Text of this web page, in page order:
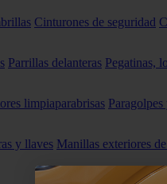
Cinturones de seguridad
Parrillas delanteras Pegatinas,
limpiaparabrisas
y llaves Manillas exteriores